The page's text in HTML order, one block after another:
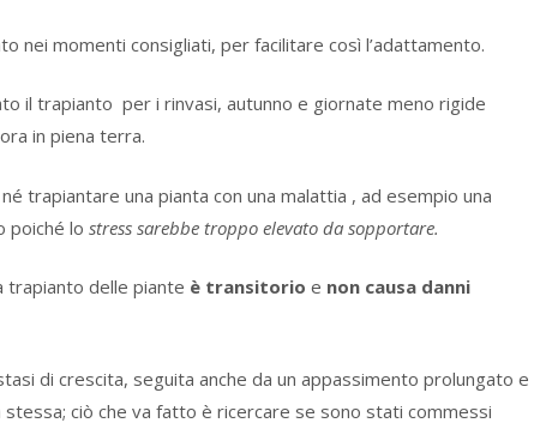
nei momenti consigliati, per facilitare così l’adattamento.
il trapianto per i rinvasi, autunno e giornate meno rigide
in piena terra.
trapiantare una pianta con una malattia , ad esempio una
poiché lo stress sarebbe troppo elevato da sopportare.
trapianto delle piante è transitorio e non causa danni
di crescita, seguita anche da un appassimento prolungato e
ciò che va fatto è ricercare se sono stati commessi